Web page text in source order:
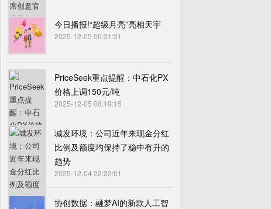
今日播报!“超级月亮”亮相天宇
2025-12-05 06:31:31
PriceSeek重点提醒：中石化PX
价格上调150元/吨
2025-12-05 06:19:15
城发环境：公司近年来现金分红
比例及额度均保持了稳中有升的
趋势
2025-12-04 22:22:01
协创数据：融梦AI的新款人工智